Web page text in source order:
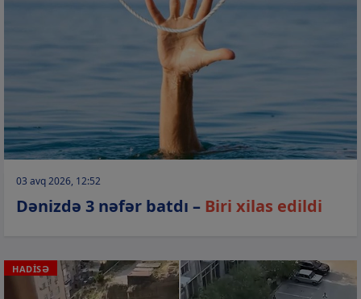
03 avq 2026, 12:52
Dənizdə 3 nəfər batdı – Biri xilas edildi
HADİSƏ